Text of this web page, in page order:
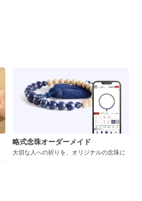
略式念珠オーダーメイド
大切な人への祈りを、オリジナルの念珠に